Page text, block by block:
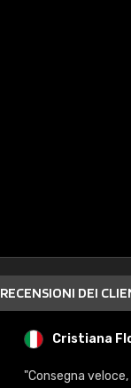
RECENSIONI DEI
Cristiana
"Consegna veloce,